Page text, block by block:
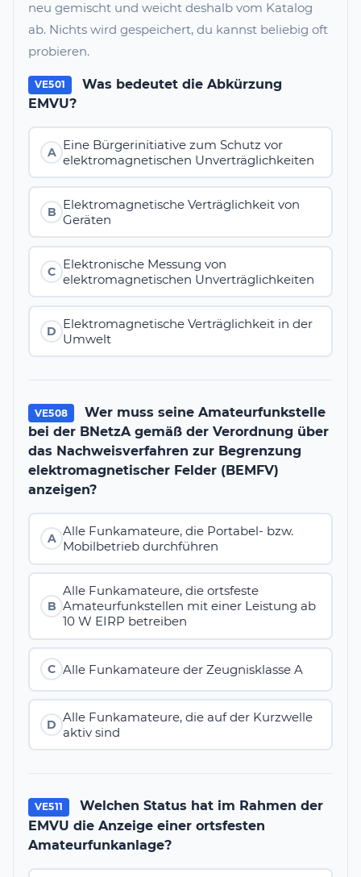
neu gemischt und weicht deshalb vom Katalog
ab. Nichts wird gespeichert, du kannst beliebig oft
probieren.
VE501
Was bedeutet die Abkürzung
EMVU?
A Eine Bürgerinitiative zum Schutz vor
elektromagnetischen Unverträglichkeiten
B
Elektromagnetische Verträglichkeit von
Geräten
C
Elektronische Messung von
elektromagnetischen Unverträglichkeiten
D
Elektromagnetische Verträglichkeit in der
Umwelt
VE508
Wer muss seine Amateurfunkstelle
bei der BNetzA gemäß der Verordnung über
das Nachweisverfahren zur Begrenzung
elektromagnetischer Felder (BEMFV)
anzeigen?
A Alle Funkamateure, die Portabel- bzw.
Mobilbetrieb durchführen
B
Alle Funkamateure, die ortsfeste
Amateurfunkstellen mit einer Leistung ab
10 W EIRP betreiben
C Alle Funkamateure der Zeugnisklasse A
D Alle Funkamateure, die auf der Kurzwelle
aktiv sind
VE511
Welchen Status hat im Rahmen der
EMVU die Anzeige einer ortsfesten
Amateurfunkanlage?